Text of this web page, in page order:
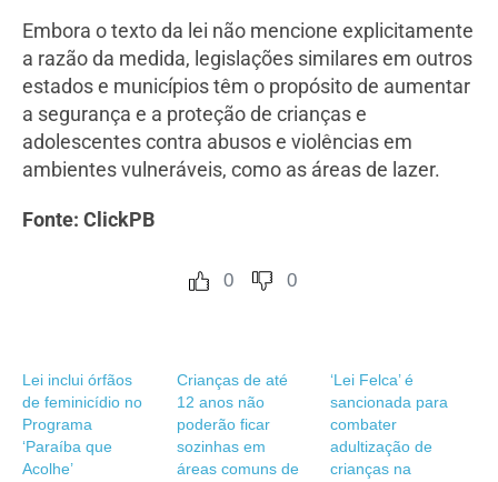
Embora o texto da lei não mencione explicitamente
a razão da medida, legislações similares em outros
estados e municípios têm o propósito de aumentar
a segurança e a proteção de crianças e
adolescentes contra abusos e violências em
ambientes vulneráveis, como as áreas de lazer.
Fonte: ClickPB
0 0
Lei inclui órfãos
de feminicídio no
Programa
‘Paraíba que
Acolhe’
Crianças de até
12 anos não
poderão ficar
sozinhas em
áreas comuns de
‘Lei Felca’ é
sancionada para
combater
adultização de
crianças na